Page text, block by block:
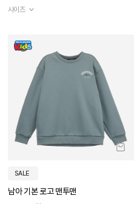
사이즈
SALE
남아 기본 로고 맨투맨